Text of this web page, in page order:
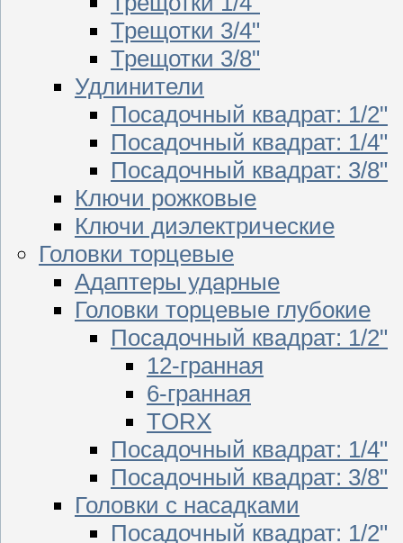
Трещотки 3/4"
Трещотки 3/8"
Удлинители
Посадочный квадрат: 1/2"
Посадочный квадрат: 1/4"
Посадочный квадрат: 3/8"
Ключи рожковые
Ключи диэлектрические
Головки торцевые
Адаптеры ударные
Головки торцевые глубокие
Посадочный квадрат: 1/2"
12-гранная
6-гранная
TORX
Посадочный квадрат: 1/4"
Посадочный квадрат: 3/8"
Головки с насадками
Посадочный квадрат: 1/2"